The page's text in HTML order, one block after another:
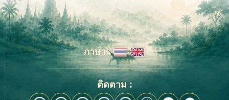
ภาษา :
ติดตาม :